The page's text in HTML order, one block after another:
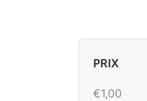
PRIX
€1,00